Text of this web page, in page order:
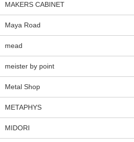
MAKERS CABINET
Maya Road
mead
meister by point
Metal Shop
METAPHYS
MIDORI